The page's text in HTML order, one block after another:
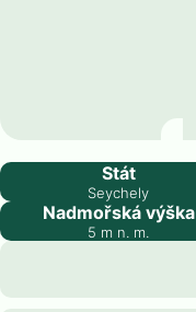
Beau Vallon
Stát
Seychely
Nadmořská výška
5 m n. m.